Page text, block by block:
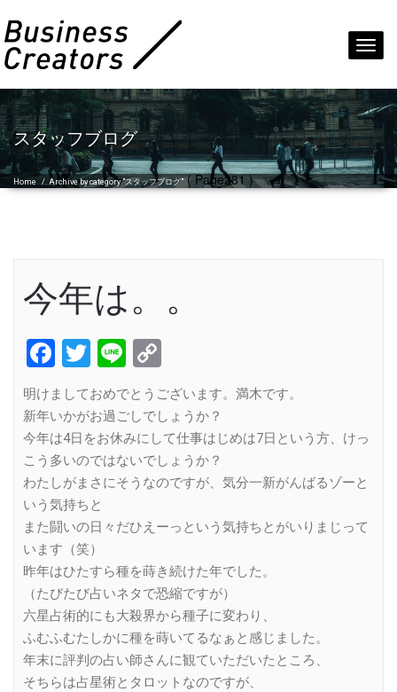
スタッフブログ
Home /Archive by category "スタッフブログ"( Page281 )
今年は。。
Facebook
Twitter
Line
Link
明けましておめでとうございます。満木です。
新年いかがお過ごしでしょうか？
今年は4日をお休みにして仕事はじめは7日という方、けっ
こう多いのではないでしょうか？
わたしがまさにそうなのですが、気分一新がんばるゾーと
いう気持ちと
また闘いの日々だひえーっという気持ちとがいりまじって
います（笑）
昨年はひたすら種を蒔き続けた年でした。
（たびたび占いネタで恐縮ですが）
六星占術的にも大殺界から種子に変わり、
ふむふむたしかに種を蒔いてるなぁと感じました。
年末に評判の占い師さんに観ていただいたところ、
そちらは占星術とタロットなのですが、